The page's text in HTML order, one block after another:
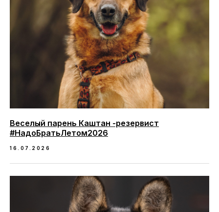
Веселый парень Каштан -резервист
#НадоБратьЛетом2026
16.07.2026